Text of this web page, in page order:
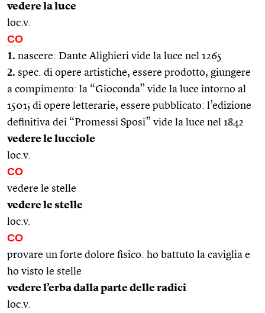
vedere la luce
loc.v.
CO
1. nascere: Dante Alighieri vide la luce nel 1265
2. spec. di opere artistiche, essere prodotto, giungere
a compimento: la “Gioconda” vide la luce intorno al
1501; di opere letterarie, essere pubblicato: l’edizione
definitiva dei “Promessi Sposi” vide la luce nel 1842
vedere le lucciole
loc.v.
CO
vedere le stelle
vedere le stelle
loc.v.
CO
provare un forte dolore fisico: ho battuto la caviglia e
ho visto le stelle
vedere l’erba dalla parte delle radici
loc.v.